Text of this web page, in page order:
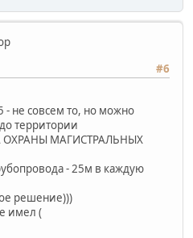
#6
- не совсем то, но можно
территории
ОХРАНЫ МАГИСТРАЛЬНЫХ
- 25м в каждую
решение)))
имел (